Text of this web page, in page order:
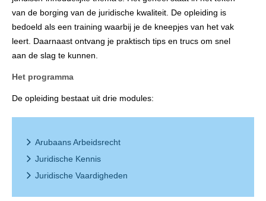
van de borging van de juridische kwaliteit. De opleiding is
bedoeld als een training waarbij je de kneepjes van het vak
leert. Daarnaast ontvang je praktisch tips en trucs om snel
aan de slag te kunnen.
Het programma
De opleiding bestaat uit drie modules:
Arubaans Arbeidsrecht
Juridische Kennis
Juridische Vaardigheden